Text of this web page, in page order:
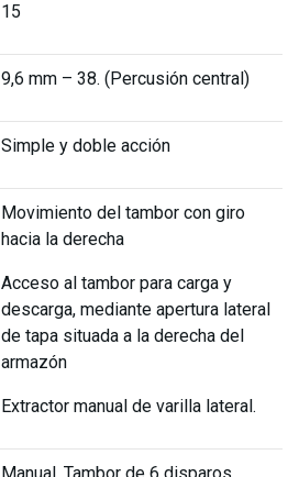
15
9,6 mm – 38. (Percusión central)
Simple y doble acción
Movimiento del tambor con giro
hacia la derecha
Acceso al tambor para carga y
descarga, mediante apertura lateral
de tapa situada a la derecha del
armazón
Extractor manual de varilla lateral.